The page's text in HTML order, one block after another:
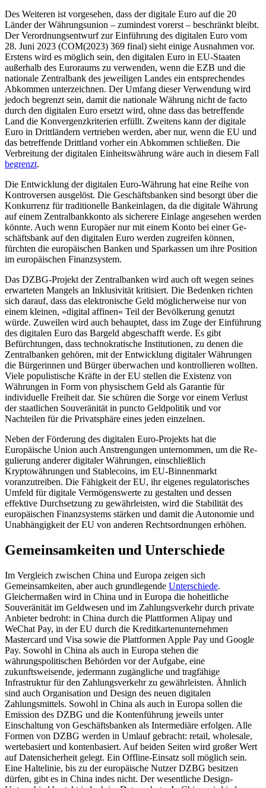
Des Weiteren ist vorgesehen, dass der digitale Euro auf die 20
Länder der Wäh­rungsunion – zumindest vorerst – be­schränkt bleibt.
Der Verordnungsentwurf zur Einführung des digitalen Euro vom
28. Juni 2023 (COM(2023) 369 final) sieht einige Ausnahmen vor.
Erstens wird es möglich sein, den digitalen Euro in EU-Staaten
außerhalb des Euroraums zu ver­wenden, wenn die EZB und die
nationale Zentralbank des jeweiligen Landes ein ent­sprechendes
Abkommen unterzeichnen. Der Umfang dieser Verwendung wird
je­doch begrenzt sein, damit die nationale Währung nicht de facto
durch den digita­len Euro ersetzt wird, ohne dass das betref­fende
Land die Konvergenzkriterien erfüllt. Zweitens kann der digitale
Euro in Dritt­ländern vertrieben werden, aber nur, wenn die EU und
das betreffende Drittland vorher ein Abkommen schließen. Die
Verbreitung der digitalen Einheitswährung wäre auch in diesem Fall
begrenzt.
Die Entwicklung der digitalen Euro-Währung hat eine Reihe von
Kontroversen ausgelöst. Die Geschäftsbanken sind besorgt über die
Konkurrenz für traditionelle Bank­einlagen, da die digitale Währung
auf einem Zentralbankkonto als sicherere Einlage an­gesehen werden
könnte. Auch wenn Euro­päer nur mit einem Konto bei einer Ge­
schäftsbank auf den digitalen Euro werden zugreifen können,
fürchten die europäischen Banken und Sparkassen um ihre Position
im europäischen Finanzsystem.
Das DZBG-Projekt der Zentralbanken wird auch oft wegen seines
erwarteten Mangels an Inklusivität kritisiert. Die Be­denken richten
sich darauf, dass das elek­tronische Geld möglicherweise nur von
einem kleinen, »digital affinen« Teil der Bevölkerung genutzt
würde. Zuweilen wird auch behauptet, dass im Zuge der Einfüh­rung
des digitalen Euro das Bargeld ab­geschafft werde. Es gibt
Befürchtungen, dass technokratische Institutionen, zu denen die
Zentralbanken gehören, mit der Entwicklung digitaler Währungen
die Bürgerinnen und Bürger überwachen und kontrollieren wollten.
Viele populistische Kräfte in der EU stellen die Existenz von
Währungen in Form von physischem Geld als Garantie für
individuelle Freiheit dar. Sie schüren die Sorge vor einem Verlust
der staatlichen Souveränität in puncto Geld­politik und vor
Nachteilen für die Privat­sphäre eines jeden einzelnen.
Neben der Förderung des digitalen Euro-Projekts hat die
Europäische Union auch Anstrengungen unternommen, um die Re­
gulierung anderer digitaler Währungen, einschließlich
Kryptowährungen und Stable­coins, im EU-Binnenmarkt
voranzutreiben. Die Fähigkeit der EU, ihr eigenes regulato­risches
Umfeld für digitale Vermögenswerte zu gestalten und dessen
effektive Durch­setzung zu gewährleisten, wird die Stabili­tät des
europäischen Finanzsystems stärken und damit die Autonomie und
Unabhän­gigkeit der EU von anderen Rechtsordnungen erhöhen.
Gemeinsamkeiten und Unterschiede
Im Vergleich zwischen China und Europa zeigen sich
Gemeinsamkeiten, aber auch grundlegende Unterschiede.
Gleichermaßen wird in China und in Europa die hoheit­liche
Souveränität im Geldwesen und im Zahlungsverkehr durch private
Anbieter bedroht: in China durch die Plattformen Alipay und
WeChat Pay, in der EU durch die Kreditkartenunternehmen
Mastercard und Visa sowie die Plattformen Apple Pay und Google
Pay. Sowohl in China als auch in Europa stehen die
währungspolitischen Behörden vor der Aufgabe, eine
zukunftsweisende, jedermann zugängliche und tragfähige
Infrastruktur für den Zahlungs­verkehr zu gewährleisten. Ähnlich
sind auch Organisation und Design des neuen digi­talen
Zahlungsmittels. Sowohl in China als auch in Europa sollen die
Emission des DZBG und die Kontenführung jeweils unter
Einschaltung von Geschäftsbanken als Intermediäre erfolgen. Alle
Formen von DZBG werden in Umlauf gebracht: retail, whole­sale,
wertebasiert und kontenbasiert. Auf beiden Seiten wird großer Wert
auf Datensicherheit gelegt. Ein Offline-Einsatz soll möglich sein.
Eine Haltelinie, bis zu der europäische Nutzer DZBG besitzen
dürfen, gibt es in China indes nicht. Der wesent­liche Design-